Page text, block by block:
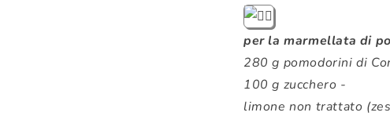
per la marmellata di
280 g pomodorini di
100 g zucchero -
limone non trattato